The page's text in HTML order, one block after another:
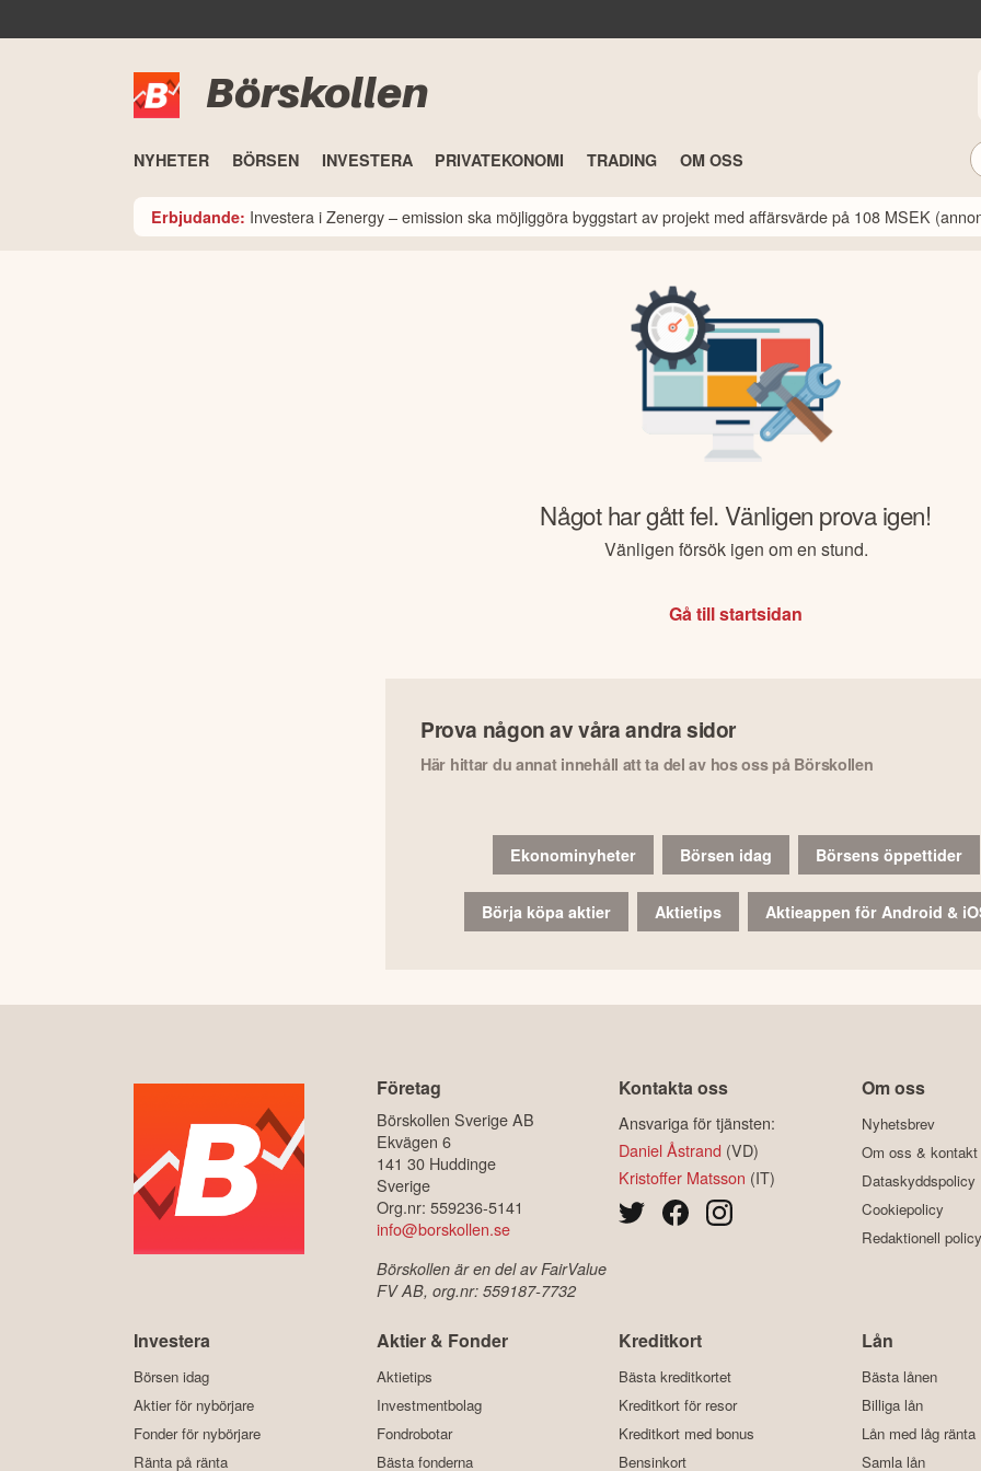
Börskollen
NYHETER BÖRSEN INVESTERA PRIVATEKONOMI TRADING OM OSS
Erbjudande: Investera i Zenergy – emission ska möjliggöra byggstart av projekt med affärsvärde på 108 MSEK
Något har gått fel. Vänligen prova igen!
Vänligen försök igen om en stund.
Gå till startsidan
Prova någon av våra andra sidor
Här hittar du annat innehåll att ta del av hos oss på Börskollen
Ekonominyheter Börsen idag Börsens öppettider
Börja köpa aktier Aktietips Aktieappen för Android &
Företag
Börskollen Sverige AB
Ekvägen 6
141 30 Huddinge
Sverige
Org.nr: 559236-5141
info@borskollen.se
Börskollen är en del av FairValue
FV AB, org.nr: 559187-7732
Kontakta oss
Ansvariga för tjänsten:
Daniel Åstrand (VD)
Kristoffer Matsson (IT)
Om oss
Nyhetsbrev
Om oss & kontakt
Dataskyddspolicy
Cookiepolicy
Redaktionell policy
Investera
Börsen idag
Aktier för nybörjare
Fonder för nybörjare
Ränta på ränta
Aktier & Fonder
Aktietips
Investmentbolag
Fondrobotar
Bästa fonderna
Kreditkort
Bästa kreditkortet
Kreditkort för resor
Kreditkort med bonus
Bensinkort
Lån
Bästa lånen
Billiga lån
Lån med låg ränta
Samla lån